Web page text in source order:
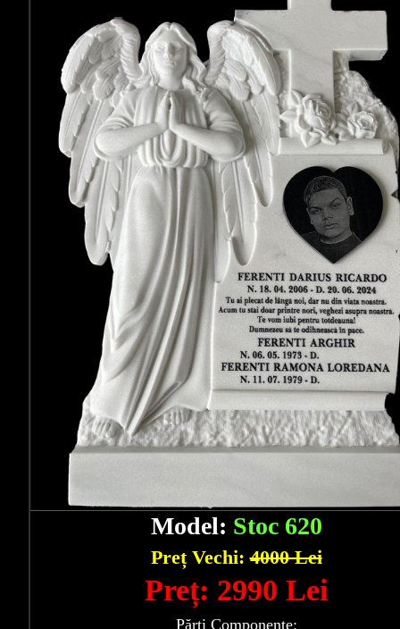
Model: Stoc 620
Preț Vechi:4000 Lei
Preț: 2990 Lei
Părți Componente: